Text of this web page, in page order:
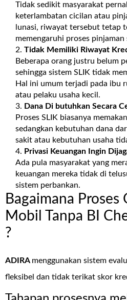
Tidak sedikit masyarakat
keterlambatan cicilan atau
lunasi, riwayat tersebut tetap
memengaruhi proses pinjaman
Tidak Memiliki Riwayat
Beberapa orang justru belum
sehingga sistem SLIK tidak
Hal ini umum terjadi pada ibu
atau pelaku usaha kecil.
Dana Di butuhkan Secara
Proses SLIK biasanya
sedangkan kebutuhan dana
sakit atau kebutuhan usaha
Privasi Keuangan Ingin
Ada pula masyarakat yang
keuangan mereka tidak di
sistem perbankan.
Bagaimana Proses
Mobil Tanpa BI
?
ADIRA menggunakan sistem
fleksibel dan tidak terikat skor